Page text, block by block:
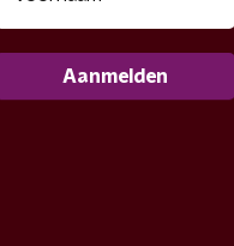
Aanmelden